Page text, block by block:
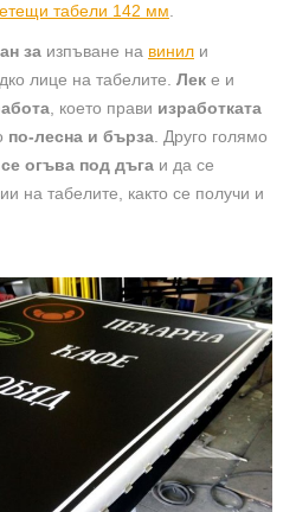
табели 142 мм
за изпъване на винил и
лице на табелите. Лек е и
, което прави изработката
по-лесна и бърза . Друго голямо
огъва под дъга и да се
на табелите, както се получи и